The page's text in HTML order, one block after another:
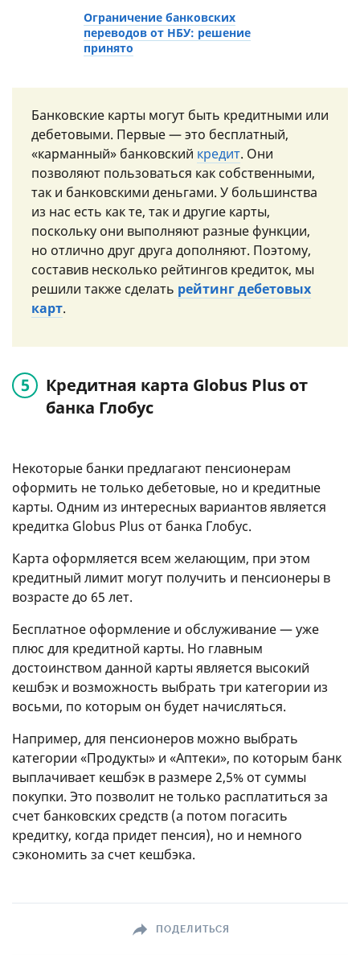
Ограничение банковских
переводов от НБУ: решение
принято
Банковские карты могут быть кредитными или
дебетовыми. Первые — это бесплатный,
«карманный» банковский кредит. Они
позволяют пользоваться как собственными,
так и банковскими деньгами. У большинства
из нас есть как те, так и другие карты,
поскольку они выполняют разные функции,
но отлично друг друга дополняют. Поэтому,
составив несколько рейтингов кредиток, мы
решили также сделать рейтинг дебетовых
карт.
Кредитная карта Globus Plus от
банка Глобус
Некоторые банки предлагают пенсионерам
оформить не только дебетовые, но и кредитные
карты. Одним из интересных вариантов является
кредитка Globus Plus от банка Глобус.
Карта оформляется всем желающим, при этом
кредитный лимит могут получить и пенсионеры в
возрасте до 65 лет.
Бесплатное оформление и обслуживание — уже
плюс для кредитной карты. Но главным
достоинством данной карты является высокий
кешбэк и возможность выбрать три категории из
восьми, по которым он будет начисляться.
Например, для пенсионеров можно выбрать
категории «Продукты» и «Аптеки», по которым банк
выплачивает кешбэк в размере 2,5% от суммы
покупки. Это позволит не только расплатиться за
счет банковских средств (а потом погасить
кредитку, когда придет пенсия), но и немного
сэкономить за счет кешбэка.
ПОДЕЛИТЬСЯ